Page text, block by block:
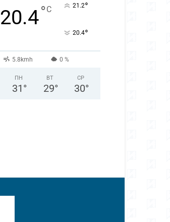
20.4°C 21.2°
20.4°
5.8kmh 0 %
ПН
31 °
ВТ
29°
СР
30°